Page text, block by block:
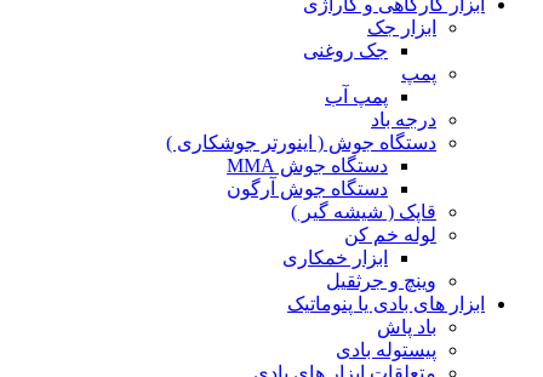
ابزار جک
جک روغنی
پمپ
پمپ آب
درجه باد
دستگاه جوش ( اینورتر جوشکاری )
دستگاه جوش MMA
دستگاه جوش آرگون
قاپک ( شیشه گیر )
لوله خم کن
ابزار خمکاری
وینچ و جرثقیل
ابزار های بادی یا پنوماتیک
باد پاش
پیستوله بادی
متعلقات ابزار های بادی